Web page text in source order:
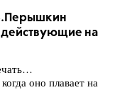
на
оно плавает на